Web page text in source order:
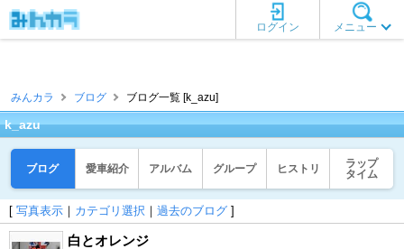
メニュー
ログイン
みんカラ ブログ ブログ一覧 [k_azu]
k_azu
ブログ 愛車紹介 アルバム グループ ヒストリ
ラップ
タイム
[ 写真表示 ｜ カテゴリ選択 ｜ 過去のブログ ]
白とオレンジ